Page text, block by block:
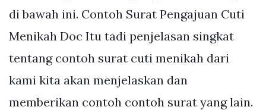
di bawah ini. Contoh Surat Pengajuan Cuti
Menikah Doc Itu tadi penjelasan singkat
tentang contoh surat cuti menikah dari
kami kita akan menjelaskan dan
memberikan contoh contoh surat yang lain.